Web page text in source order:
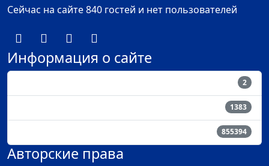
Сейчас на сайте 840 гостей и нет пользователей
Информация о сайте
2
1383
855394
Авторские права